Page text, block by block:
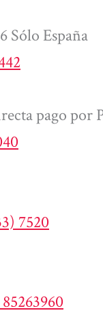
Sólo España
pago por
7520